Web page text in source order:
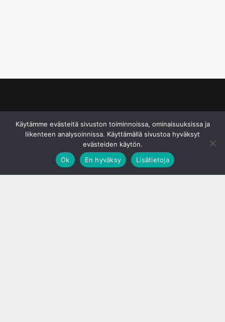
Käytämme evästeitä sivuston toiminnoissa, ominaisuuksissa ja
liikenteen analysoinnissa. Käyttämällä sivustoa hyväksyt
evästeiden käytön.
Ok
En hyväksy Lisätietoja